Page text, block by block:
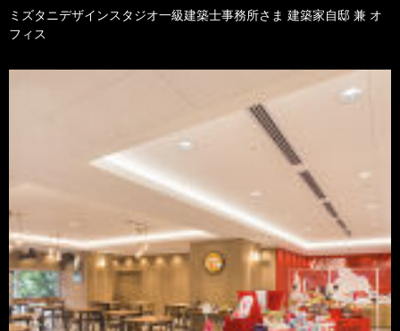
ミズタニデザインスタジオ一級建築士事務所さま 建築家自邸 兼 オ
フィス